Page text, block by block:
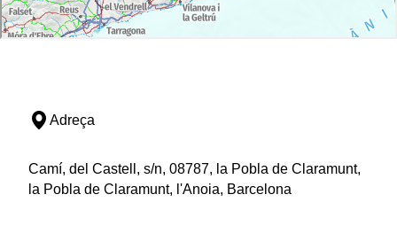
Adreça
Camí, del Castell, s/n, 08787, la Pobla de Claramunt,
la Pobla de Claramunt, l'Anoia, Barcelona